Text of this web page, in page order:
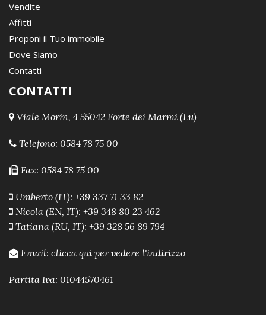
Vendite
Affitti
Proponi il Tuo immobile
Dove Siamo
Contatti
CONTATTI
Viale Morin, 4 55042 Forte dei Marmi (Lu)
Telefono: 0584 78 75 00
Fax: 0584 78 75 00
Umberto (IT): +39 337 71 33 82
Nicola (EN, IT): +39 348 80 23 462
Tatiana (RU, IT): +39 328 56 89 794
Email: clicca qui per vedere l'indirizzo
Partita Iva: 01044570461